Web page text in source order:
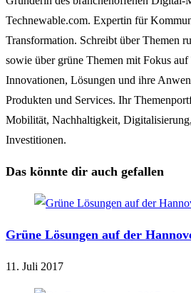
Technewable.com. Expertin für
Transformation. Schreibt über Themen
sowie über grüne Themen mit Fokus
Innovationen, Lösungen und ihre
Produkten und Services. Ihr
Mobilität, Nachhaltigkeit,
Investitionen.
Das könnte dir auch gefallen
Grüne Lösungen auf der
11. Juli 2017